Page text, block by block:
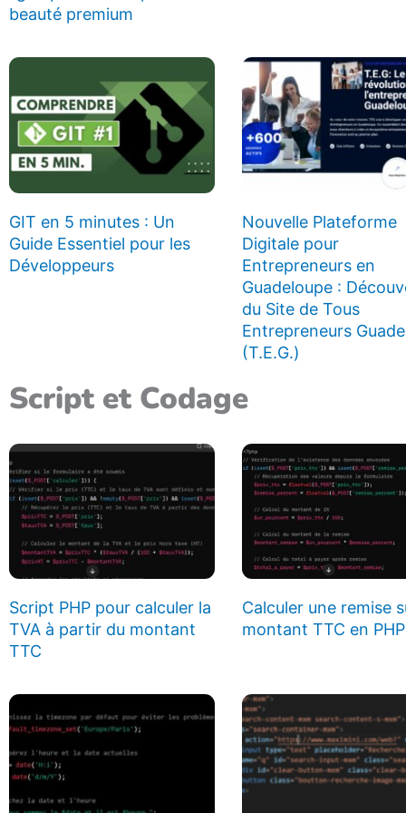
beauté premium
GIT en 5 minutes : Un
Guide Essentiel pour les
Développeurs
Nouvelle Plateforme
Digitale pour
Entrepreneurs en
Guadeloupe :
du Site de Tous
Entrepreneurs
(T.E.G.)
Script et Codage
Script PHP pour calculer la
TVA à partir du montant
TTC
Calculer une remise
montant TTC en PHP